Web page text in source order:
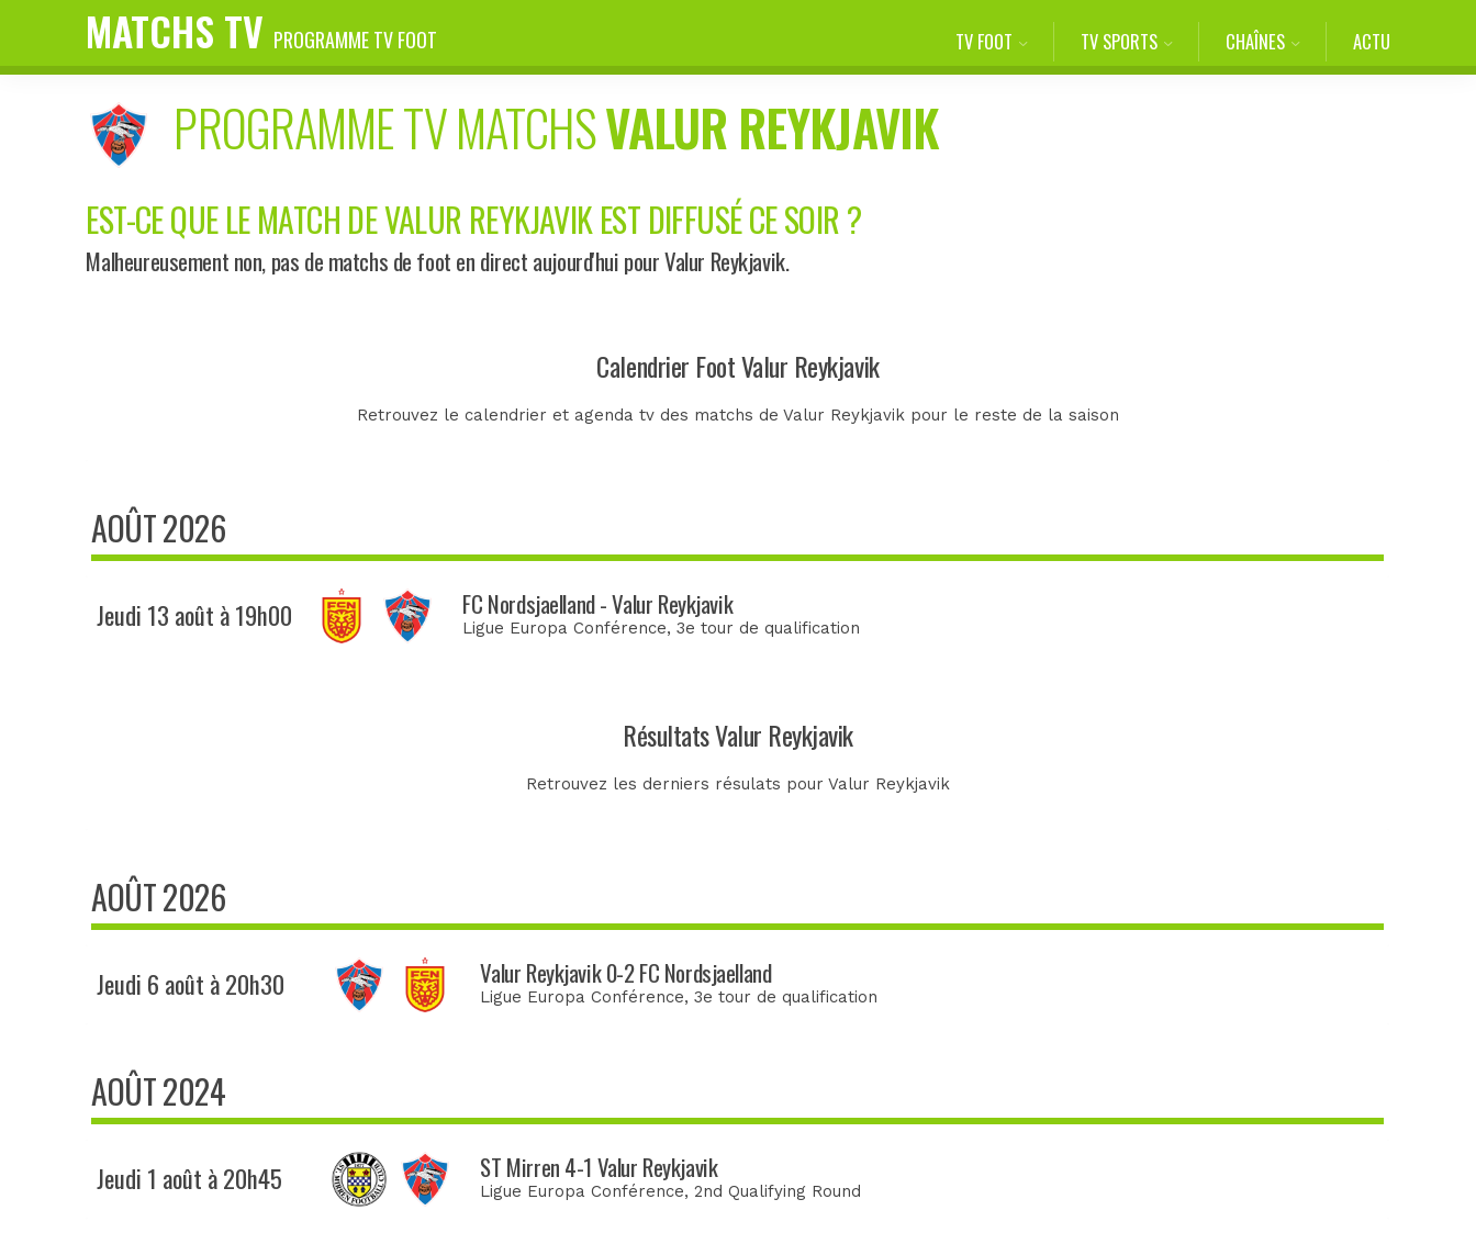
MATCHS TV PROGRAMME TV FOOT TV FOOT TV SPORTS CHAÎNES ACTU
PROGRAMME TV MATCHSVALUR REYKJAVIK
EST-CE QUE LE MATCH DE VALUR REYKJAVIK EST DIFFUSÉ CE SOIR ?
Malheureusement non, pas de matchs de foot en direct aujourd'hui pour Valur Reykjavik.
Calendrier Foot Valur Reykjavik
Retrouvez le calendrier et agenda tv des matchs de Valur Reykjavik pour le reste de la saison
AOÛT 2026
Jeudi 13 août à 19h00 FC Nordsjaelland - Valur Reykjavik
Ligue Europa Conférence, 3e tour de qualification
Résultats Valur Reykjavik
Retrouvez les derniers résulats pour Valur Reykjavik
AOÛT 2026
Jeudi 6 août à 20h30 Valur Reykjavik 0-2 FC Nordsjaelland
Ligue Europa Conférence, 3e tour de qualification
AOÛT 2024
Jeudi 1 août à 20h45 ST Mirren 4-1 Valur Reykjavik
Ligue Europa Conférence, 2nd Qualifying Round